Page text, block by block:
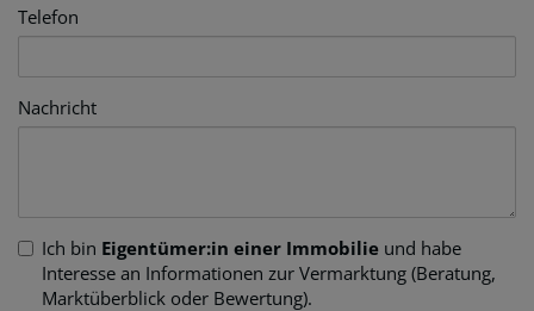
Telefon
Nachricht
Ich bin Eigentümer:in einer Immobilie und habe
Interesse an Informationen zur Vermarktung (Beratung,
Marktüberblick oder Bewertung).